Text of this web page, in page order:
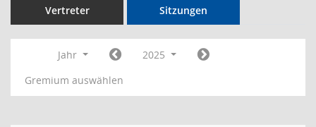
Vertreter Sitzungen
Jahr
2025
Gremium auswählen